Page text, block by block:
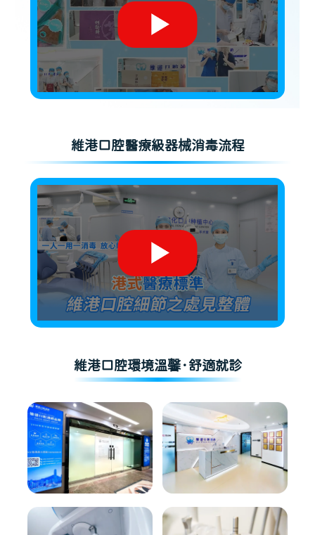
維港口腔醫療級器械消毒流程
維港口腔環境溫馨·舒適就診